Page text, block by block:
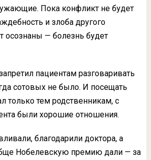
Пока конфликт не будет
и злоба другого
осознаны — болезнь будет
пациентам разговаривать
сотовых не было. И посещать
только тем родственникам, с
были хорошие отношения.
благодарили доктора, а
Нобелевскую премию дали — за